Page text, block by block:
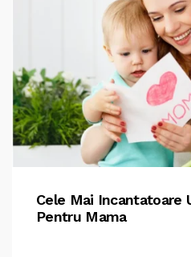
Cele Mai Incantatoare
Pentru Mama